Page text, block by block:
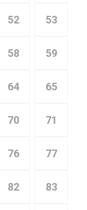
52 53
58 59
64 65
70 71
76 77
82 83